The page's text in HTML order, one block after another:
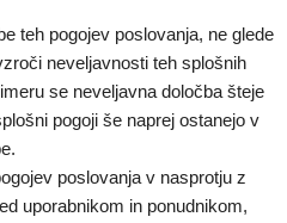
teh pogojev poslovanja, ne glede
neveljavnosti teh splošnih
se neveljavna določba šteje
pogoji še naprej ostanejo v
poslovanja v nasprotju z
uporabnikom in ponudnikom,